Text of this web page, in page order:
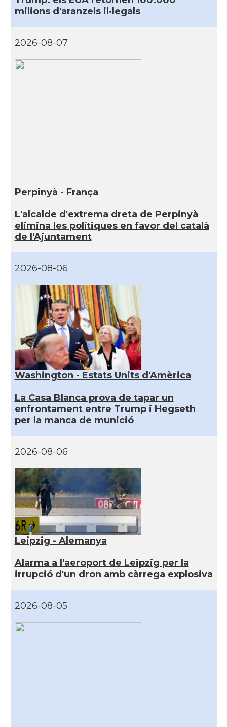
milions d'aranzels il·legals
2026-08-07
Perpinyà - França
L'alcalde d'extrema dreta de Perpinyà
elimina les polítiques en favor del català
de l'Ajuntament
2026-08-06
Washington - Estats Units d'Amèrica
La Casa Blanca prova de tapar un
enfrontament entre Trump i Hegseth
per la manca de munició
2026-08-06
Leipzig - Alemanya
Alarma a l'aeroport de Leipzig per la
irrupció d'un dron amb càrrega explosiva
2026-08-05